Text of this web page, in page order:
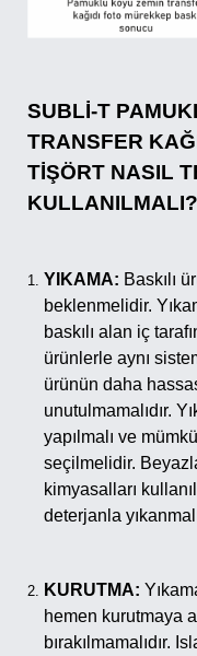
SUBLİ-T
TRANSFER
TİŞÖRT NASIL
KULLANILMALI?
YIKAMA: Baskılı
beklenmelidir.
baskılı alan iç
ürünlerle aynı
ürünün daha
unutulmamalıdır.
yapılmalı ve
seçilmelidir.
kimyasalları
deterjanla
KURUTMA:
hemen kurutmaya
bırakılmamalıdır.